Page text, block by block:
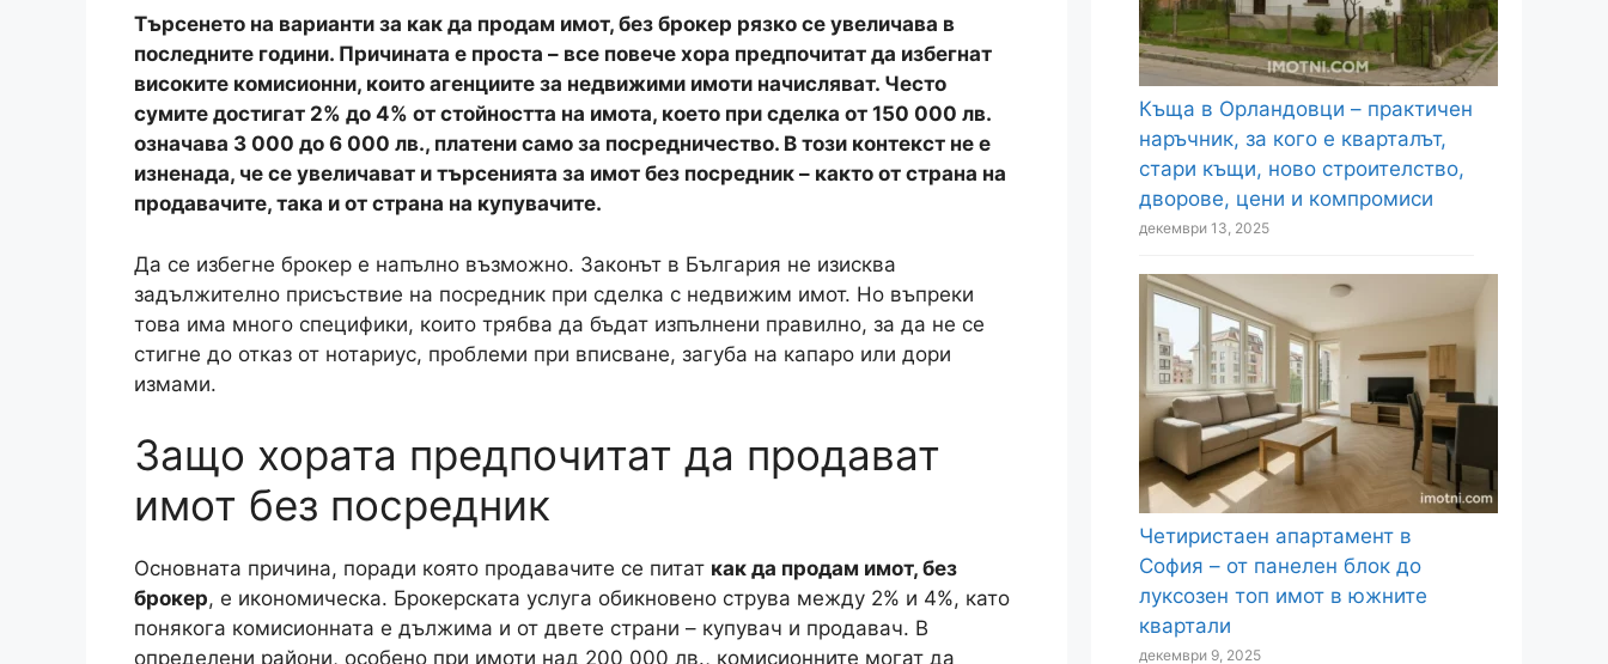
Акценти, които разглеждаме в този материал
1 Защо хората предпочитат да продават имот без посредник
2 Какво трябва да подготвите, ако продавате имот без посредник
3 Как се определя реална цена без брокер
4 Как се организират огледи и какво да очаквате
5 Преговорите: капаро, предварителен договор, нотариус
7 Доверието се печели с прозрачност
8 Източници и полезни връзки
Търсенето на варианти за как да продам имот, без брокер рязко се увеличава в
високите комисионни, които агенциите за недвижими имоти начисляват. Често
сумите достигат 2% до 4% от стойността на имота, което при сделка от 150 000 лв.
означава 3 000 до 6 000 лв., платени само за посредничество. В този контекст не е
изненада, че се увеличават и търсенията за имот без посредник – както от страна на
продавачите, така и от страна на купувачите.
Да се избегне брокер е напълно възможно. Законът в България не изисква
задължително присъствие на посредник при сделка с недвижим имот. Но въпреки